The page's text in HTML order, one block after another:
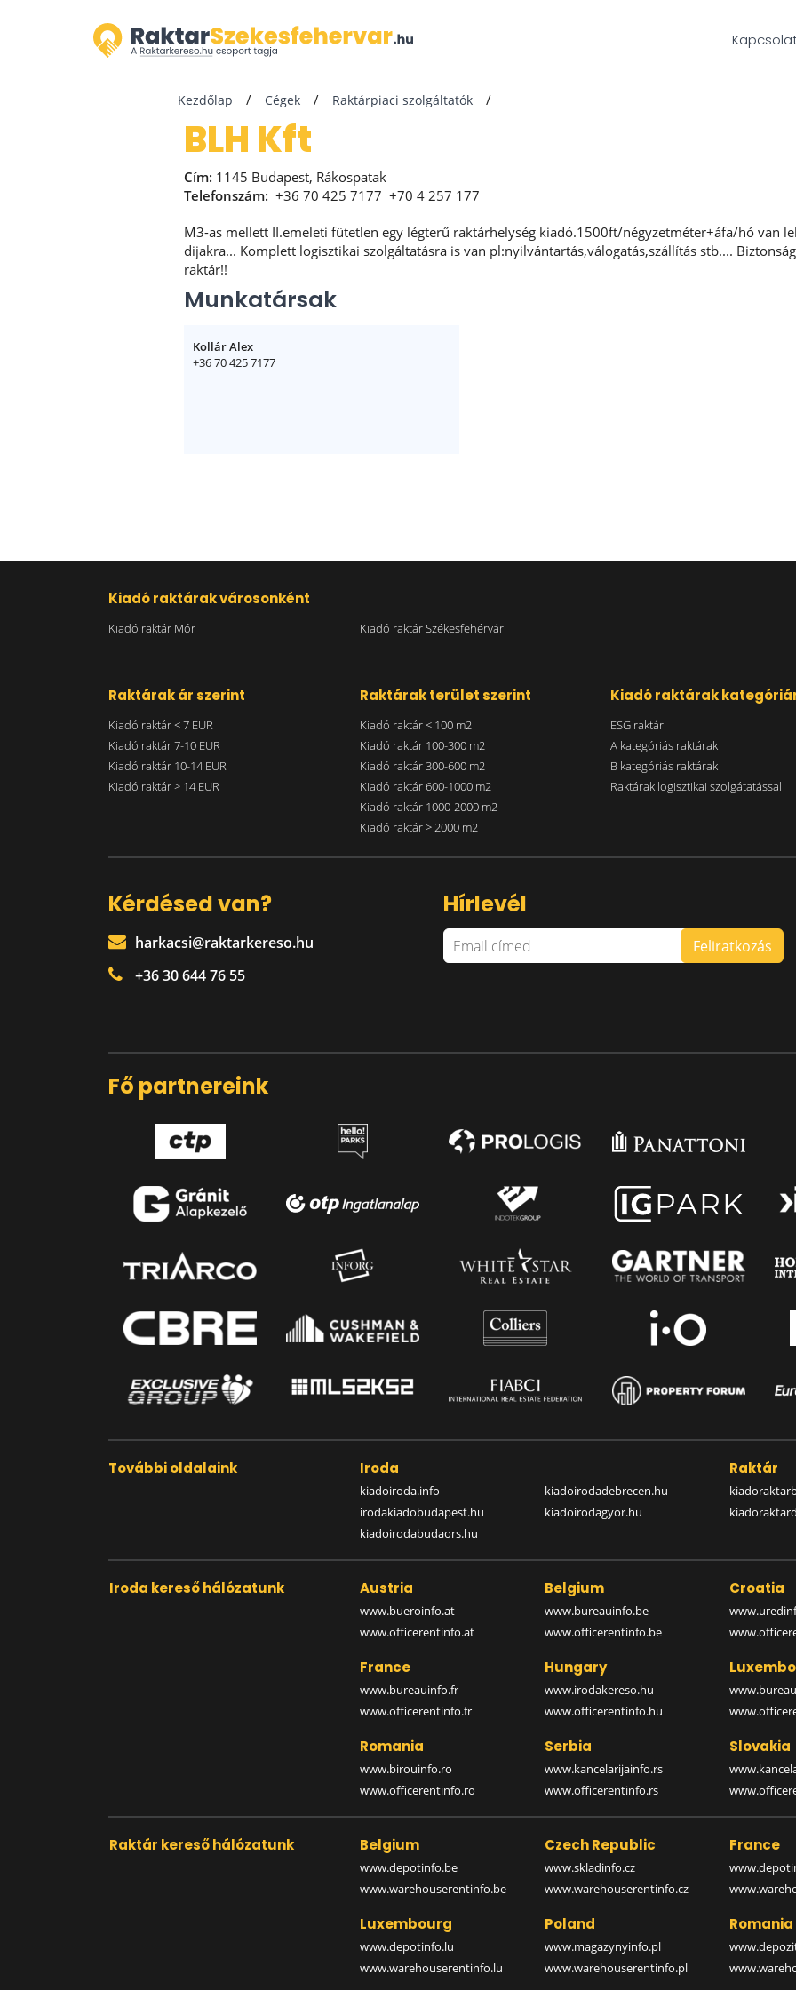
Kezdőlap Cégek Raktárpiaci szolgáltatók
BLH Kft
Cím: 1145 Budapest, Rákospatak
Telefonszám: +36 70 425 7177 +70 4 257 177
M3-as mellett II.emeleti fütetlen egy légterű raktárhelység kiadó.1500ft/négyzetméter+áfa/hó van
dijakra... Komplett logisztikai szolgáltatásra is van pl:nyilvántartás,válogatás,szállítás stb....
raktár!!
Munkatársak
Kollár Alex
+36 70 425 7177
Kiadó raktárak városonként
Kiadó raktár Mór Kiadó raktár Székesfehérvár
Raktárak ár szerint
Kiadó raktár < 7 EUR
Kiadó raktár 7-10 EUR
Kiadó raktár 10-14 EUR
Kiadó raktár > 14 EUR
Raktárak terület szerint
Kiadó raktár < 100 m2
Kiadó raktár 100-300 m2
Kiadó raktár 300-600 m2
Kiadó raktár 600-1000 m2
Kiadó raktár 1000-2000 m2
Kiadó raktár > 2000 m2
Kiadó raktárak
ESG raktár
A kategóriás raktárak
B kategóriás raktárak
Raktárak logisztikai szolgátatással
Kérdésed van?
harkacsi@raktarkereso.hu
+36 30 644 76 55
Hírlevél
Fő partnereink
További oldalaink Iroda
kiadoiroda.info
irodakiadobudapest.hu
kiadoirodabudaors.hu
kiadoirodadebrecen.hu
kiadoirodagyor.hu
Raktár
Iroda kereső hálózatunk Austria
www.bueroinfo.at
www.officerentinfo.at
Belgium
www.bureauinfo.be
www.officerentinfo.be
Croatia
France
www.bureauinfo.fr
www.officerentinfo.fr
Hungary
www.irodakereso.hu
www.officerentinfo.hu
Romania
www.birouinfo.ro
www.officerentinfo.ro
Serbia
www.kancelarijainfo.rs
www.officerentinfo.rs
Slovakia
Raktár kereső hálózatunk Belgium
www.depotinfo.be
www.warehouserentinfo.be
Czech Republic
www.skladinfo.cz
www.warehouserentinfo.cz
France
Luxembourg
www.depotinfo.lu
www.warehouserentinfo.lu
Poland
www.magazynyinfo.pl
www.warehouserentinfo.pl
Romania